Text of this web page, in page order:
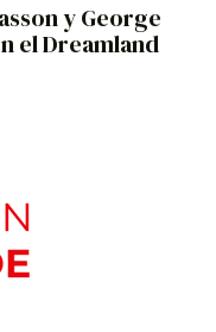
y George
el Dreamland